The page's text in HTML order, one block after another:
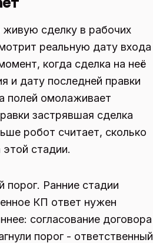
сделку в рабочих
реальную дату входа
когда сделка на неё
и дату последней правки
полей омолаживает
застрявшая сделка
робот считает, сколько
этой стадии.
порог. Ранние стадии
КП ответ нужен
согласование договора
порог - ответственный